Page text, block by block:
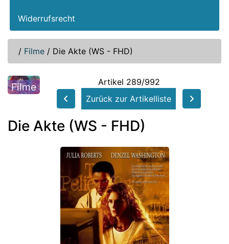
Widerrufsrecht
/ Filme / Die Akte (WS - FHD)
Filme
Artikel 289/992
Zurück zur Artikelliste
Die Akte (WS - FHD)